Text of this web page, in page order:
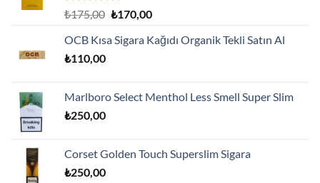
5 üzerinden
oy
aldı
₺175,00 Orijinal
₺175,00.
₺170,00Şu
fiyat:
OCB Kısa Sigara Kağıdı Organik Tekli Satın Al
₺110,00
Marlboro Select Menthol Less Smell Super Slim
₺250,00
Corset Golden Touch Superslim Sigara
₺250,00